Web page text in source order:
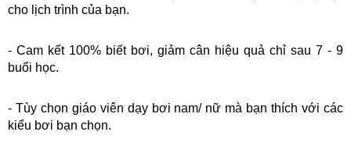
cho lịch trình của bạn.
- Cam kết 100% biết bơi, giảm cân hiệu quả chỉ sau 7 - 9
buổi học.
- Tùy chọn giáo viên dạy bơi nam/ nữ mà bạn thích với các
kiểu bơi bạn chọn.